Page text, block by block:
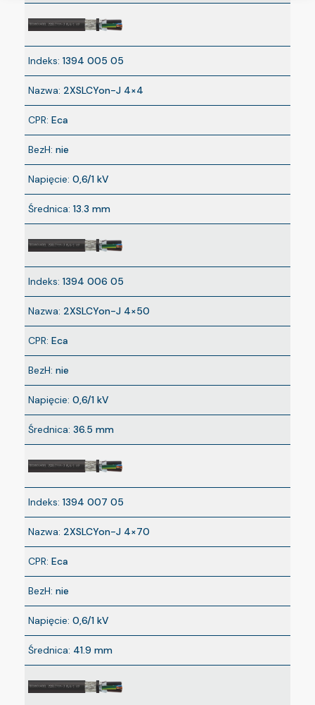
Indeks: 1394 005 05
Nazwa: 2XSLCYon-J 4×4
CPR: Eca
BezH: nie
Napięcie: 0,6/1 kV
Średnica: 13.3 mm
Indeks: 1394 006 05
Nazwa: 2XSLCYon-J 4×50
CPR: Eca
BezH: nie
Napięcie: 0,6/1 kV
Średnica: 36.5 mm
Indeks: 1394 007 05
Nazwa: 2XSLCYon-J 4×70
CPR: Eca
BezH: nie
Napięcie: 0,6/1 kV
Średnica: 41.9 mm